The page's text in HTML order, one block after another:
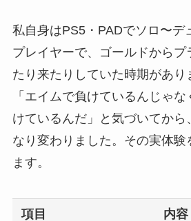
私自身はPS5・PADでソロ〜デ
プレイヤーで、ゴールドからプ
たり来たりしていた時期があり
「エイムで負けているんじゃ
けているんだ」と気づいてか
なり変わりました。その実体験
ます。
項目 内容